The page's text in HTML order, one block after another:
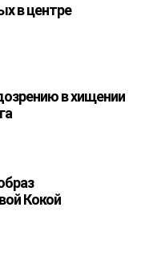
в центре
в хищении
Кокой